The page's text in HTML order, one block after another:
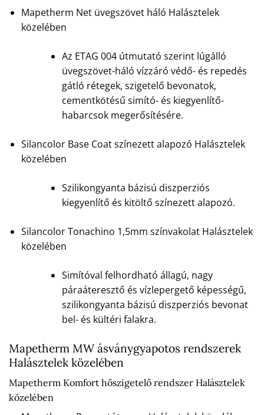
Mapetherm Net üvegszövet háló Halásztelek
közelében
Az ETAG 004 útmutató szerint lúgálló
üvegszövet-háló vízzáró védő- és repedés
gátló rétegek, szigetelő bevonatok,
cementkötésű simító- és kiegyenlítő-
habarcsok megerősítésére.
Silancolor Base Coat színezett alapozó Halásztelek
közelében
Szilikongyanta bázisú diszperziós
kiegyenlítő és kitöltő színezett alapozó.
Silancolor Tonachino 1,5mm színvakolat Halásztelek
közelében
Simítóval felhordható állagú, nagy
páraáteresztő és vízlepergető képességű,
szilikongyanta bázisú diszperziós bevonat
bel- és kültéri falakra.
Mapetherm MW ásványgyapotos rendszerek
Halásztelek közelében
Mapetherm Komfort hőszigetelő rendszer Halásztelek
közelében